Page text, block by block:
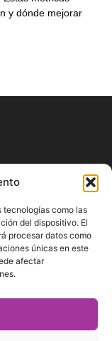
tecnologías como las
del dispositivo. El
procesar datos como
únicas en este
afectar
y dónde mejorar
y veraz
consejos